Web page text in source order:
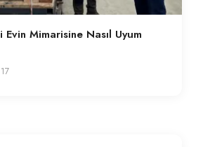
Evin Mimarisine Nasıl Uyum